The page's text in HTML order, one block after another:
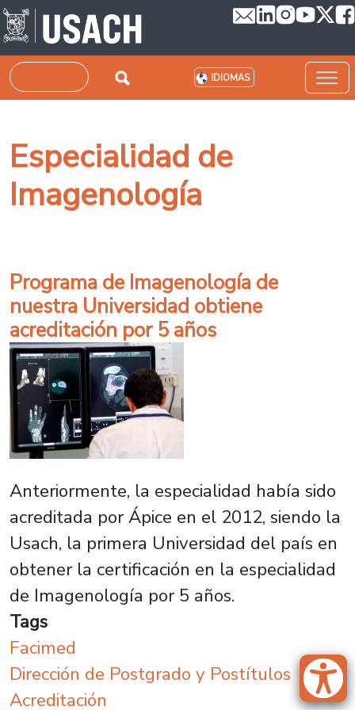
Pasar al contenido principal
Buscar IDIOMAS
Especialidad de
Imagenología
Programa de Imagenología de
nuestra Universidad obtiene
acreditación por 5 años
Anteriormente, la especialidad había sido
acreditada por Ápice en el 2012, siendo la
Usach, la primera Universidad del país en
obtener la certificación en la especialidad
de Imagenología por 5 años.
Tags
Facimed
Dirección de Postgrado y Postítulos
Acreditación